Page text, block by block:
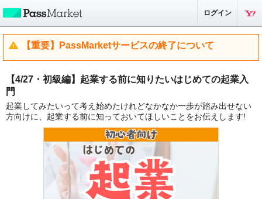
ログイン
【重要】PassMarketサービスの終了について
【4/27・初級編】起業する前に知りたいはじめての起業入
門
起業してみたいって考え始めたけれどなかなか一歩が踏み出せない
方向けに、起業する前に知っておいてほしいことをお伝えします!